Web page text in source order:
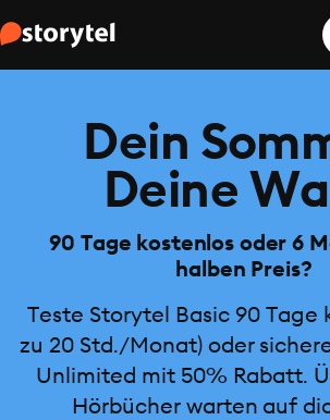
Dein
Deine
90 Tage kostenlos oder 6
halben Preis?
Teste Storytel Basic 90 Tage
zu 20 Std./Monat) oder
Unlimited mit 50% Rabatt.
Hörbücher warten auf